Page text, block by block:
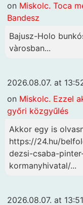
on Miskolc. Toca
Bandesz
Bajusz-Holo
vàrosban...
2026.08.07. at
on Miskolc. Ezzel
győri közgyűlés
Akkor egy is
https://24.hu/
dezsi-csaba-
kormanyhivatal/...
2026.08.07. at 13:51